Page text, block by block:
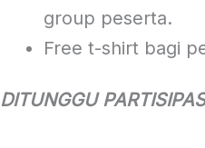
group peserta.
Free t-shirt bagi
DITUNGGU